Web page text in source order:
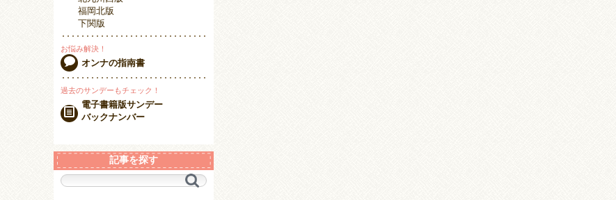
福岡北版
下関版
お悩み解決！
オンナの指南書
過去のサンデーもチェック！
電子書籍版サンデー
バックナンバー
記事を探す
キ